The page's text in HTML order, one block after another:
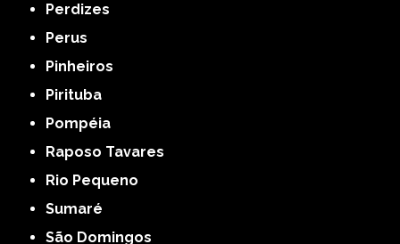
Perdizes
Perus
Pinheiros
Pirituba
Pompéia
Raposo Tavares
Rio Pequeno
Sumaré
São Domingos